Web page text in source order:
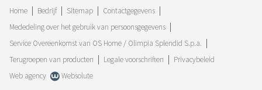
Home
Bedrijf Sitemap
Contactgegevens
Mededeling over het gebruik van persoonsgegevens
Service Overeenkomst van OS Home / Olimpia Splendid S.p.a.
Terugroepen van producten
Legale voorschriften
Privacybeleid
Web agency
Websolute